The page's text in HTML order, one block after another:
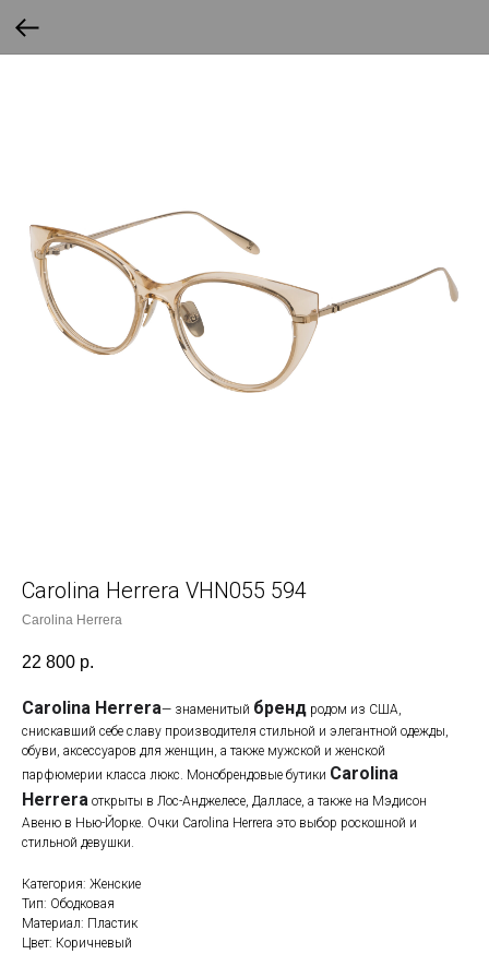
Carolina Herrera VHN055 594
Carolina Herrera
22 800 р.
Carolina Herrera— знаменитый бренд родом из США,
снискавший себе славу производителя стильной и элегантной одежды,
обуви, аксессуаров для женщин, а также мужской и женской
парфюмерии класса люкс. Монобрендовые бутики Carolina
Herrera открыты в Лос-Анджелесе, Далласе, а также на Мэдисон
Авеню в Нью-Йорке. Очки Carolina Herrera это выбор роскошной и
стильной девушки.
Категория: Женские
Тип: Ободковая
Материал: Пластик
Цвет: Коричневый